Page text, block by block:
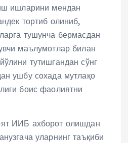
ишларини мендан
тортиб олиниб,
тушунча бермасдан
маълумотлар билан
тутишгандан сўнг
ушбу сохада мутлақо
боис фаолиятни
ИИБ ахборот олишдан
уларнинг таъқиби